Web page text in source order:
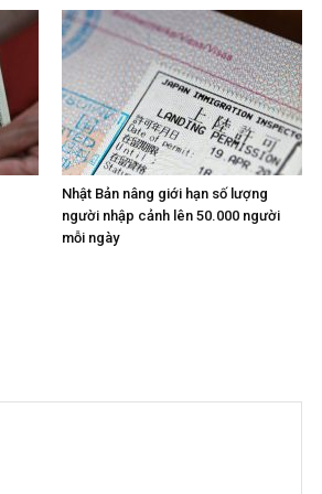
Nhật Bản nâng giới hạn số lượng
người nhập cảnh lên 50.000 người
mỗi ngày